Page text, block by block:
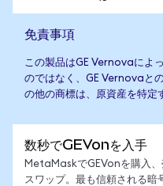
免責事項
この製品はGE Vernovaによ
のではなく、GE Vernovaと
の他の商標は、原資産を特定
数秒でGEVonを入手
MetaMaskでGEVonを購入、
スワップ。最も信頼される暗